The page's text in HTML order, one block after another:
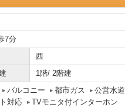
7分
西
1階/ 2階建
バルコニー 都市ガス
公営水道
対応 TVモニタ付インターホン